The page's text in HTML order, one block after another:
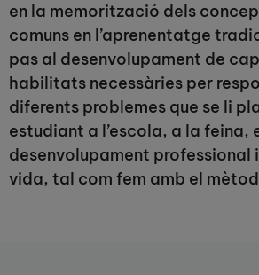
en la memorització dels
comuns en l’aprenentatge
pas al desenvolupament de
habilitats necessàries per
diferents problemes que se li
estudiant a l’escola, a la feina,
desenvolupament professional
vida, tal com fem amb el